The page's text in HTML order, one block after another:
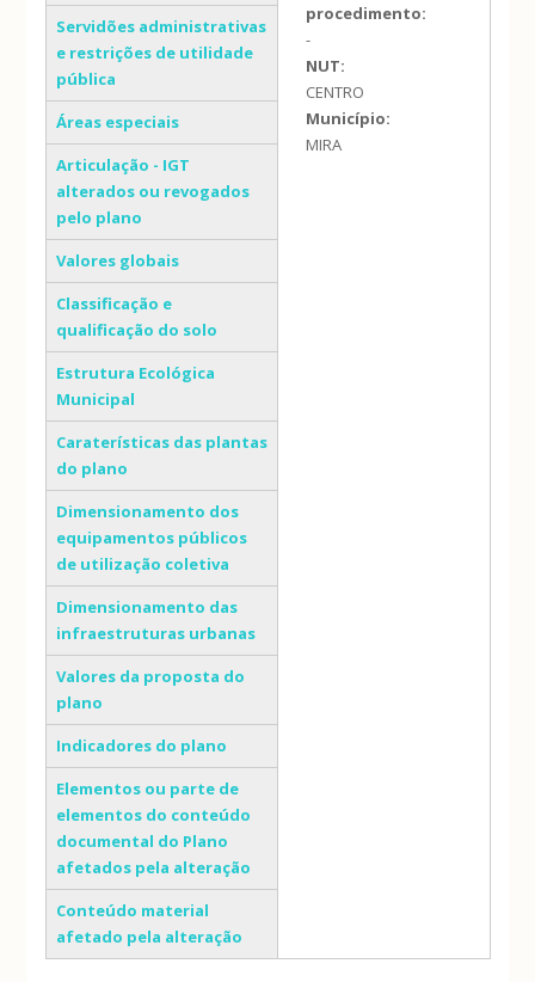
Servidões administrativas
e restrições de utilidade
pública
Áreas especiais
Articulação - IGT
alterados ou revogados
pelo plano
Valores globais
Classificação e
qualificação do solo
Estrutura Ecológica
Municipal
Caraterísticas das plantas
do plano
Dimensionamento dos
equipamentos públicos
de utilização coletiva
Dimensionamento das
infraestruturas urbanas
Valores da proposta do
plano
Indicadores do plano
Elementos ou parte de
elementos do conteúdo
documental do Plano
afetados pela alteração
Conteúdo material
afetado pela alteração
procedimento:
-
NUT:
CENTRO
Município:
MIRA